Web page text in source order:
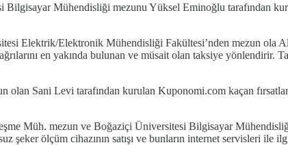
Bilgisayar Mühendisliği mezunu Yüksel Eminoğlu tarafından
Elektrik/Elektronik Mühendisliği Fakültesi’nden mezun ola
en yakında bulunan ve müsait olan taksiye yönlendirir.
olan Sani Levi tarafından kurulan Kuponomi.com kaçan
Müh. mezun ve Boğaziçi Üniversitesi Bilgisayar
şeker ölçüm cihazının satışı ve bunların internet servisleri ile